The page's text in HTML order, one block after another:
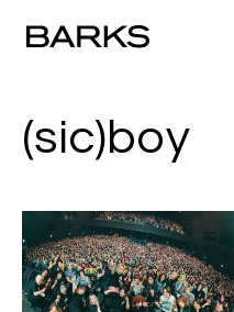
(sic)boy